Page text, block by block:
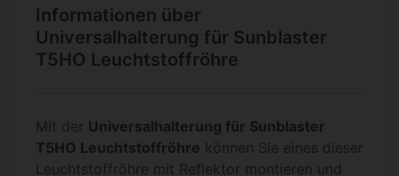
Informationen über
Universalhalterung für Sunblaster
T5HO Leuchtstoffröhre
Mit der Universalhalterung für Sunblaster
T5HO Leuchtstoffröhre können Sie eines dieser
Leuchtstoffröhre mit Reflektor montieren und